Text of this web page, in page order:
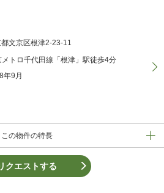
この物件の特長
文京区根津2-23-11
メトロ千代田線「根津」駅徒歩4分
年9月
クエストする